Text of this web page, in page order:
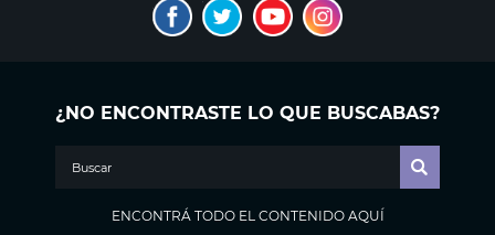
¿NO ENCONTRASTE LO QUE BUSCABAS?
ENCONTRÁ TODO EL CONTENIDO AQUÍ